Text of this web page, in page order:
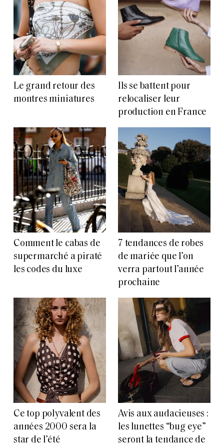
Le grand retour des
montres miniatures
Ils se battent pour
relocaliser leur
production en France
Comment le cabas de
supermarché a piraté
les codes du luxe
7 tendances de robes
de mariée que l’on
verra partout l’année
prochaine
Ce top polyvalent des
années 2000 sera la
star de l’été
Avis aux audacieuses :
les lunettes “bug eye”
seront la tendance de